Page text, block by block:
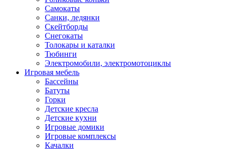
Самокаты
Санки, ледянки
Скейтборды
Снегокаты
Толокары и каталки
Тюбинги
Электромобили, электромотоциклы
Игровая мебель
Бассейны
Батуты
Горки
Детские кресла
Детские кухни
Игровые домики
Игровые комплексы
Качалки